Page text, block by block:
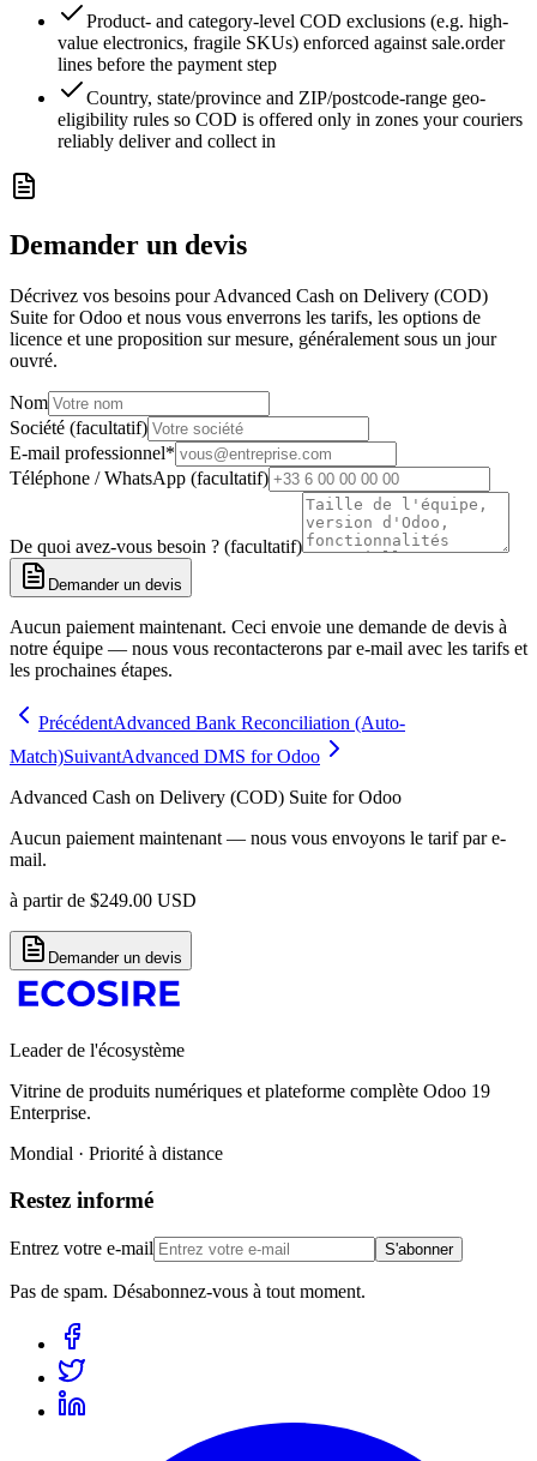
Product- and category-level COD exclusions (e.g. high-
value electronics, fragile SKUs) enforced against sale.order
lines before the payment step
Country, state/province and ZIP/postcode-range geo-
eligibility rules so COD is offered only in zones your couriers
reliably deliver and collect in
Demander un devis
Décrivez vos besoins pour Advanced Cash on Delivery (COD)
Suite for Odoo et nous vous enverrons les tarifs, les options de
licence et une proposition sur mesure, généralement sous un jour
ouvré.
Nom
Société (facultatif)
E-mail professionnel*
Téléphone / WhatsApp (facultatif)
De quoi avez-vous besoin ? (facultatif)
Demander un devis
Aucun paiement maintenant. Ceci envoie une demande de devis à
notre équipe — nous vous recontacterons par e-mail avec les tarifs et
les prochaines étapes.
PrécédentAdvanced Bank Reconciliation (Auto-
Match)SuivantAdvanced DMS for Odoo
Advanced Cash on Delivery (COD) Suite for Odoo
Aucun paiement maintenant — nous vous envoyons le tarif par e-
mail.
à partir de $249.00 USD
Demander un devis
Leader de l'écosystème
Vitrine de produits numériques et plateforme complète Odoo 19
Enterprise.
Mondial · Priorité à distance
Restez informé
Entrez votre e-mail S'abonner
Pas de spam. Désabonnez-vous à tout moment.